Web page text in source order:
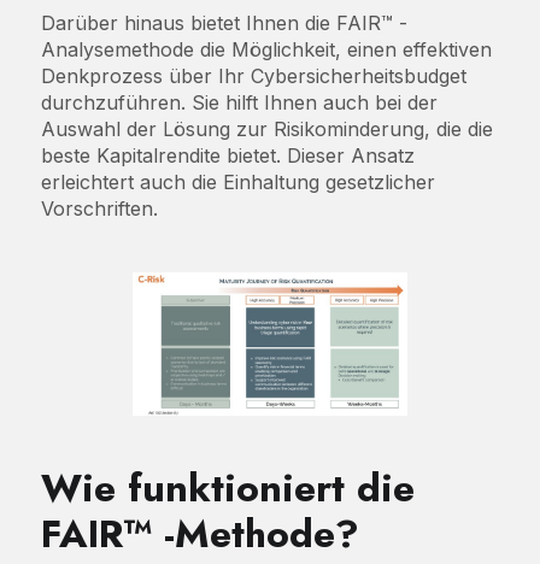
Darüber hinaus bietet Ihnen die FAIR™ -
Analysemethode die Möglichkeit, einen effektiven
Denkprozess über Ihr Cybersicherheitsbudget
durchzuführen. Sie hilft Ihnen auch bei der
Auswahl der Lösung zur Risikominderung, die die
beste Kapitalrendite bietet. Dieser Ansatz
erleichtert auch die Einhaltung gesetzlicher
Vorschriften.
Wie funktioniert die
FAIR™ -Methode?